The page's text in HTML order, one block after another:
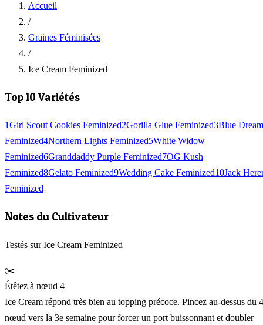
Accueil
/
Graines Féminisées
/
Ice Cream Feminized
Top 10 Variétés
1Girl Scout Cookies Feminized2Gorilla Glue Feminized3Blue Dream
Feminized4Northern Lights Feminized5White Widow
Feminized6Granddaddy Purple Feminized7OG Kush
Feminized8Gelato Feminized9Wedding Cake Feminized10Jack
Feminized
Notes du Cultivateur
Testés sur Ice Cream Feminized
✂️
Étêtez à nœud 4
Ice Cream répond très bien au topping précoce. Pincez au-dessus du
nœud vers la 3e semaine pour forcer un port buissonnant et doubler